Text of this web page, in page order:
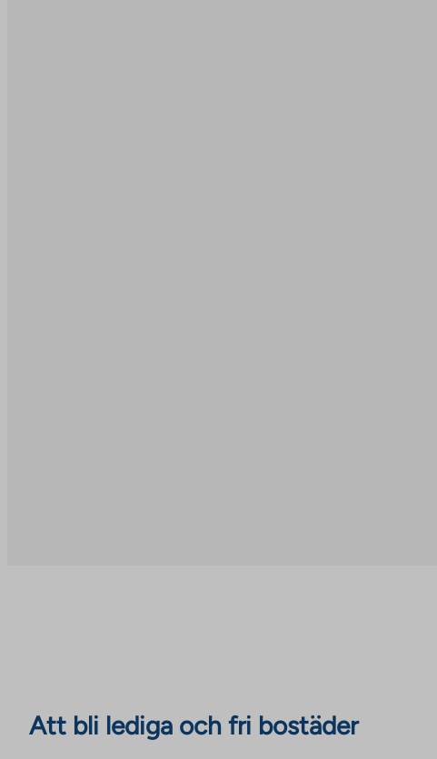
Att bli lediga och fri bostäder